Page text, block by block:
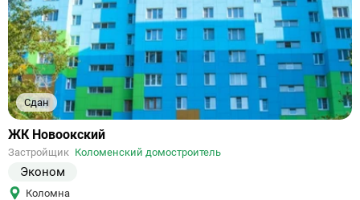
Сдан
Ссылка
объект
ЖК Новоокский
Застройщик Коломенский домостроитель
Эконом
Коломна